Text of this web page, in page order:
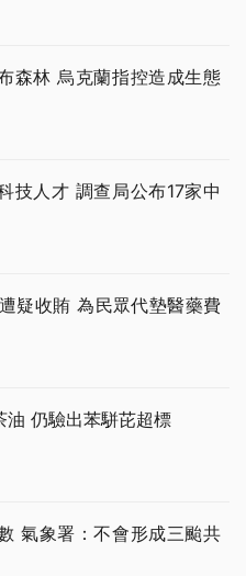
森林 烏克蘭指控造成生態
技人才 調查局公布17家中
疑收賄 為民眾代墊醫藥費
油 仍驗出苯駢芘超標
氣象署：不會形成三颱共